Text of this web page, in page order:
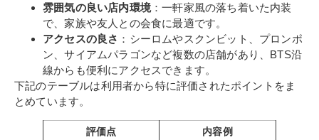
雰囲気の良い店内環境：一軒家風の落ち着いた内装
で、家族や友人との会食に最適です。
アクセスの良さ ：シーロムやスクンビット、プロンポ
ン、サイアムパラゴンなど複数の店舗があり、BTS沿
線からも便利にアクセスできます。
下記のテーブルは利用者から特に評価されたポイントをま
とめています。
評価点 内容例